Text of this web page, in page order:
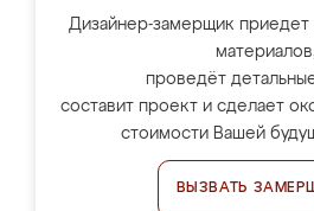
Дизайнер-замерщик приедет
проведёт
составит проект и сделает
стоимости Вашей
ВЫЗВАТЬ